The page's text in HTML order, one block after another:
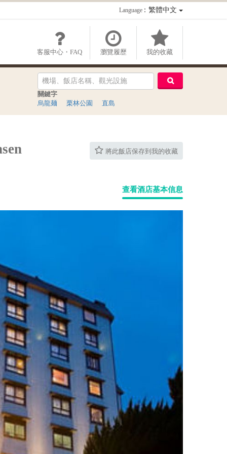
Language：繁體中文
客服中心・FAQ 瀏覽履歷 我的收藏
關鍵字
烏龍麺
栗林公園 直島
將此飯店保存到我的收藏
查看酒店基本信息